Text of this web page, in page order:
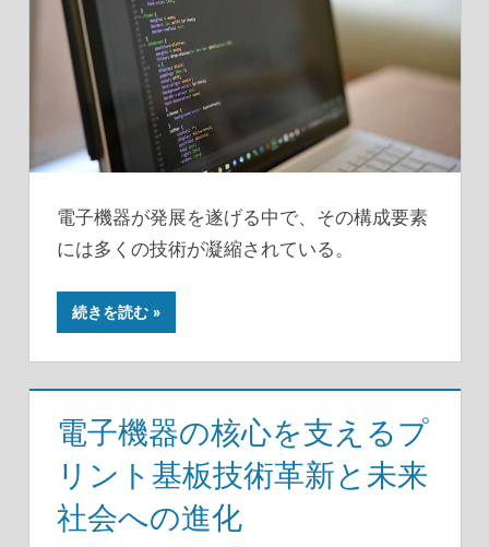
電子機器が発展を遂げる中で、その構成要素
には多くの技術が凝縮されている。
続きを読む
電子機器の核心を支えるプ
リント基板技術革新と未来
社会への進化